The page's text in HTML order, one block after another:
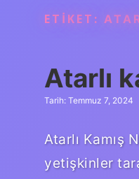
ETIKET:
Atarlı
Tarih: Temmuz 7, 2024
Atarlı Kamış
yetişkinler